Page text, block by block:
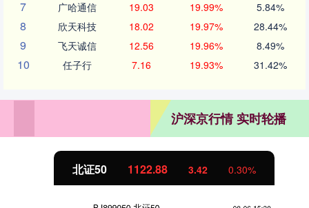
7 广哈通信 19.03 19.99% 5.84%
8 欣天科技 18.02 19.97% 28.44%
9 飞天诚信 12.56 19.96% 8.49%
10 任子行 7.16 19.93% 31.42%
沪深京行情 实时轮播
北证50 1122.88 3.42 0.30%